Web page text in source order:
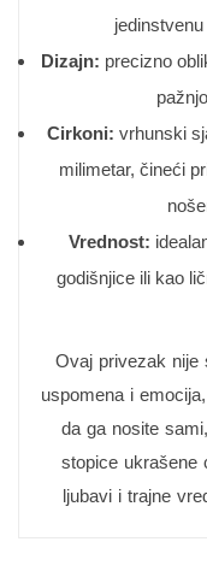
Dizajn: precizno
Cirkoni: vrhunski
milimetar, čineći
Vrednost:
godišnjice ili kao
Ovaj privezak nije
uspomena i
da ga nosite
stopice ukrašene
ljubavi i trajne